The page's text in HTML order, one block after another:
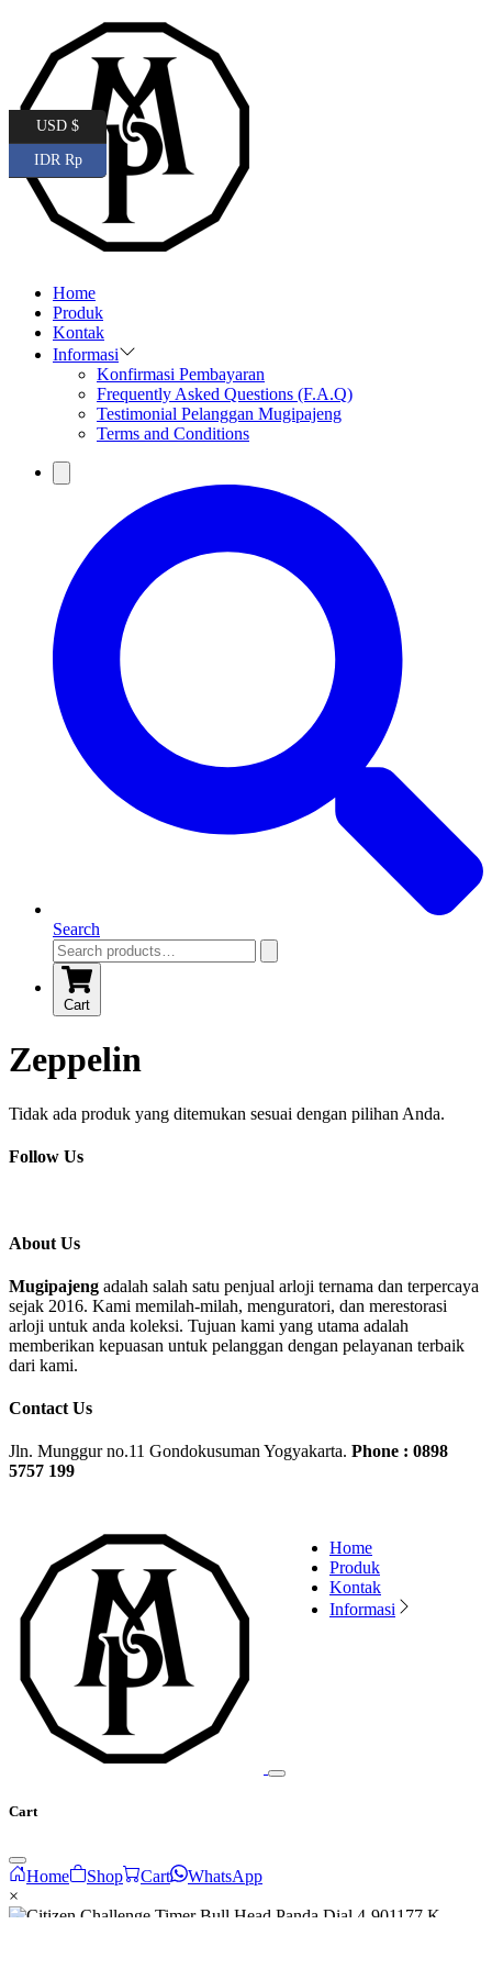
Home
Produk
Kontak
Informasi
Konfirmasi Pembayaran
Frequently Asked Questions (F.A.Q)
Testimonial Pelanggan Mugipajeng
Terms and Conditions
Search
Cart
Zeppelin
Tidak ada produk yang ditemukan sesuai dengan pilihan Anda.
Follow Us
About Us
Mugipajeng adalah salah satu penjual arloji ternama dan terpercaya
sejak 2016. Kami memilah-milah, menguratori, dan merestorasi
arloji untuk anda koleksi. Tujuan kami yang utama adalah
memberikan kepuasan untuk pelanggan dengan pelayanan terbaik
dari kami.
Contact Us
Jln. Munggur no.11 Gondokusuman Yogyakarta. Phone : 0898
5757 199
USD $
IDR Rp
Home
Produk
Kontak
Informasi
Cart
Home Shop Cart
WhatsApp
×